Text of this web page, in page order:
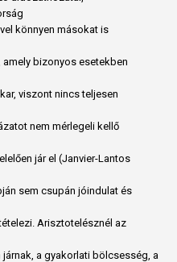
könnyen másokat is
bizonyos esetekben
viszont nincs teljesen
nem mérlegeli kellő
jár el (Janvier-Lantos
sem csupán jóindulat és
Arisztotelésznél az
a gyakorlati bölcsesség, a